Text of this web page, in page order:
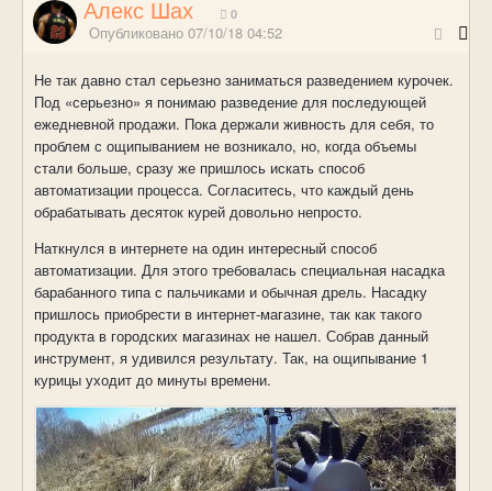
Алекс Шах 0
Опубликовано 07/10/18 04:52
Не так давно стал серьезно заниматься разведением курочек.
Под «серьезно» я понимаю разведение для последующей
ежедневной продажи. Пока держали живность для себя, то
проблем с ощипыванием не возникало, но, когда объемы
стали больше, сразу же пришлось искать способ
автоматизации процесса. Согласитесь, что каждый день
обрабатывать десяток курей довольно непросто.
Наткнулся в интернете на один интересный способ
автоматизации. Для этого требовалась специальная насадка
барабанного типа с пальчиками и обычная дрель. Насадку
пришлось приобрести в интернет-магазине, так как такого
продукта в городских магазинах не нашел. Собрав данный
инструмент, я удивился результату. Так, на ощипывание 1
курицы уходит до минуты времени.